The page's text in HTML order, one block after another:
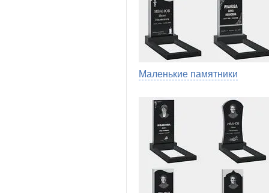
Маленькие памятники